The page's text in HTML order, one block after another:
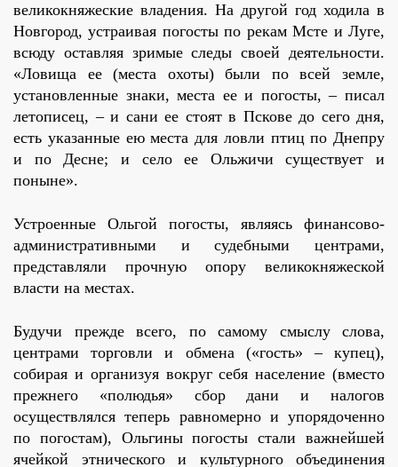
великокняжеские владения. На другой год ходила в
Новгород, устраивая погосты по рекам Мсте и Луге,
всюду оставляя зримые следы своей деятельности.
«Ловища ее (места охоты) были по всей земле,
установленные знаки, места ее и погосты, – писал
летописец, – и сани ее стоят в Пскове до сего дня,
есть указанные ею места для ловли птиц по Днепру
и по Десне; и село ее Ольжичи существует и
поныне».
Устроенные Ольгой погосты, являясь финансово-
административными и судебными центрами,
представляли прочную опору великокняжеской
власти на местах.
Будучи прежде всего, по самому смыслу слова,
центрами торговли и обмена («гость» – купец),
собирая и организуя вокруг себя население (вместо
прежнего «полюдья» сбор дани и налогов
осуществлялся теперь равномерно и упорядоченно
по погостам), Ольгины погосты стали важнейшей
ячейкой этнического и культурного объединения